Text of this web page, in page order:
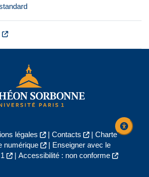
légales | Contacts | Charte
numérique |
Enseigner avec le
| Accessibilité : non conforme